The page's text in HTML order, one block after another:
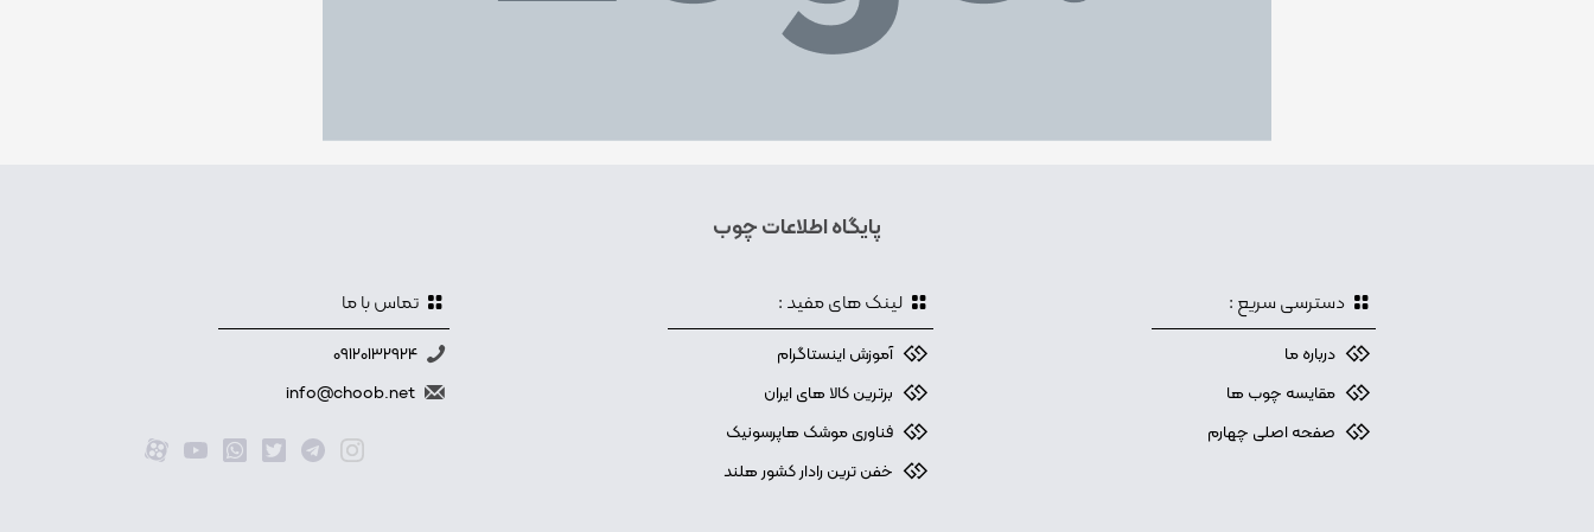
پایگاه اطلاعات چوب
دسترسی سریع :
درباره ما
مقایسه چوب ها
صفحه اصلی چهارم
لینک های مفید :
آموزش اینستاگرام
برترین کالا های ایران
فناوری موشک هاپرسونیک
خفن ترین رادار کشور هلند
تماس با ما